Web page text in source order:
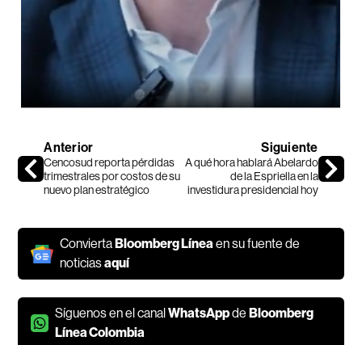
Anterior
Cencosud reporta pérdidas
trimestrales por costos de su
nuevo plan estratégico
Siguiente
A qué hora hablará Abelardo
de la Espriella en la
investidura presidencial hoy
Convierta Bloomberg Líneaen su fuente de
noticiasaquí
Síguenos en el canalWhatsAppde Bloomberg
Línea Colombia